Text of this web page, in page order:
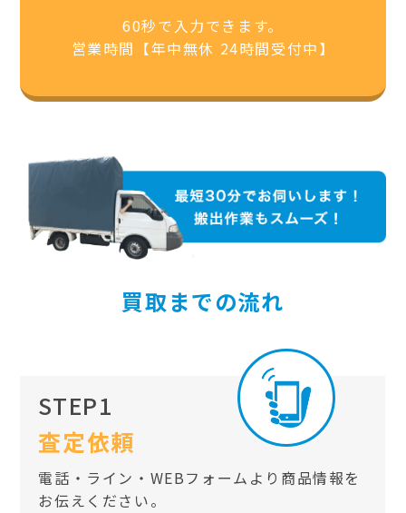
60秒で入力できます。
営業時間【年中無休 24時間受付中】
買取までの流れ
STEP1
査定依頼
電話・ライン・WEBフォームより商品情報を
お伝えください。